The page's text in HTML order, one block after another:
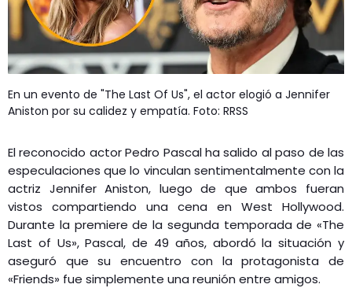
En un evento de "The Last Of Us", el actor elogió a Jennifer
Aniston por su calidez y empatía. Foto: RRSS
El reconocido actor Pedro Pascal ha salido al paso de las
especulaciones que lo vinculan sentimentalmente con la
actriz Jennifer Aniston, luego de que ambos fueran
vistos compartiendo una cena en West Hollywood.
Durante la premiere de la segunda temporada de «The
Last of Us», Pascal, de 49 años, abordó la situación y
aseguró que su encuentro con la protagonista de
«Friends» fue simplemente una reunión entre amigos.